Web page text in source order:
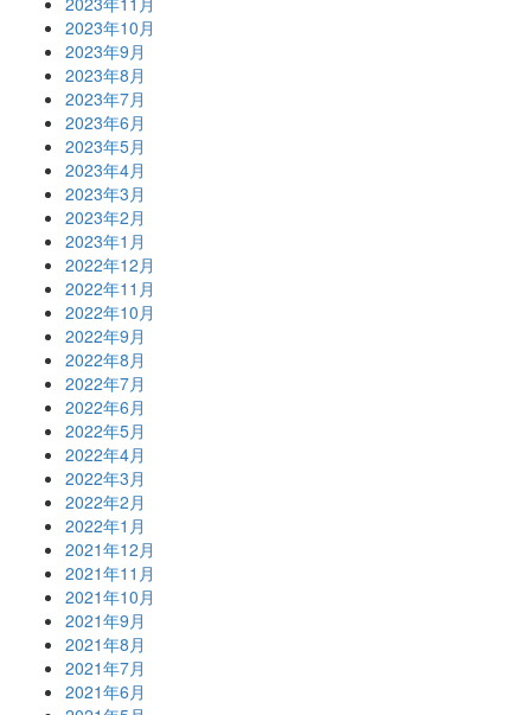
2023年10月
2023年9月
2023年8月
2023年7月
2023年6月
2023年5月
2023年4月
2023年3月
2023年2月
2023年1月
2022年12月
2022年11月
2022年10月
2022年9月
2022年8月
2022年7月
2022年6月
2022年5月
2022年4月
2022年3月
2022年2月
2022年1月
2021年12月
2021年11月
2021年10月
2021年9月
2021年8月
2021年7月
2021年6月